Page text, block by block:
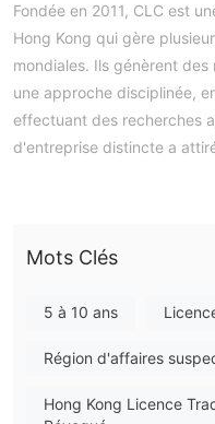
Fondée en 2011, CLC est
Hong Kong qui gère
mondiales. Ils génèrent
une approche disciplinée,
effectuant des recherches
d'entreprise distincte a
d'investissement.
capital dans chaque
ses investissements et ses
financière et
Mots Clés
5 à 10 ans
Région d'affaires
Hong Kong Licence